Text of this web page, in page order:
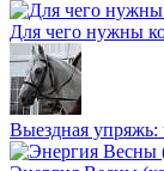
Для чего нужны
Выездная упряжь: